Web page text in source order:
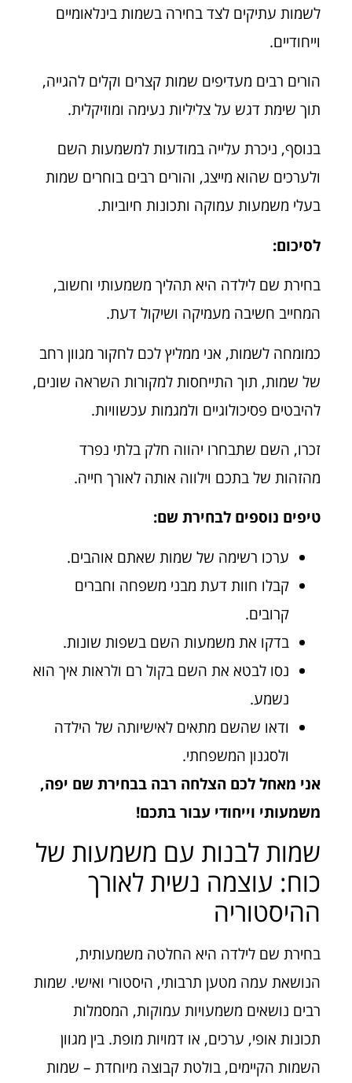
לשמות עתיקים לצד בחירה בשמות בינלאומיים
וייחודיים.
הורים רבים מעדיפים שמות קצרים וקלים להגייה,
תוך שימת דגש על צליליות נעימה ומוזיקלית.
בנוסף, ניכרת עלייה במודעות למשמעות השם
ולערכים שהוא מייצג, והורים רבים בוחרים שמות
בעלי משמעות עמוקה ותכונות חיוביות.
לסיכום:
בחירת שם לילדה היא תהליך משמעותי וחשוב,
המחייב חשיבה מעמיקה ושיקול דעת.
כמומחה לשמות, אני ממליץ לכם לחקור מגוון רחב
של שמות, תוך התייחסות למקורות השראה שונים,
להיבטים פסיכולוגיים ולמגמות עכשוויות.
זכרו, השם שתבחרו יהווה חלק בלתי נפרד
מהזהות של בתכם וילווה אותה לאורך חייה.
טיפים נוספים לבחירת שם:
ערכו רשימה של שמות שאתם אוהבים.
קבלו חוות דעת מבני משפחה וחברים
קרובים.
בדקו את משמעות השם בשפות שונות.
נסו לבטא את השם בקול רם ולראות איך הוא
נשמע.
ודאו שהשם מתאים לאישיותה של הילדה
ולסגנון המשפחתי.
אני מאחל לכם הצלחה רבה בבחירת שם יפה,
משמעותי וייחודי עבור בתכם!
שמות לבנות עם משמעות של
כוח: עוצמה נשית לאורך
ההיסטוריה
בחירת שם לילדה היא החלטה משמעותית,
הנושאת עמה מטען תרבותי, היסטורי ואישי. שמות
רבים נושאים משמעויות עמוקות, המסמלות
תכונות אופי, ערכים, או דמויות מופת. בין מגוון
השמות הקיימים, בולטת קבוצה מיוחדת – שמות